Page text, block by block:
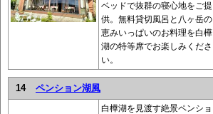
ベッドで抜群の寝心地をご提
供。無料貸切風呂と八ヶ岳の
恵みいっぱいのお料理を白樺
湖の特等席でお楽しみくださ
い。
14 ペンション湖風
白樺湖を見渡す絶景ペンショ